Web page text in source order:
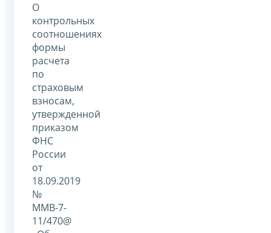
О
контрольных
соотношениях
формы
расчета
по
страховым
взносам,
утвержденной
приказом
ФНС
России
от
18.09.2019
№
ММВ-7-
11/470@